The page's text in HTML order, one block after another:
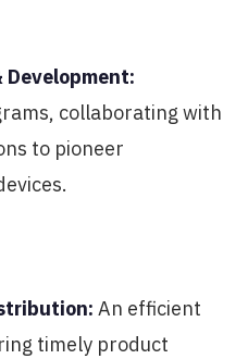
Development:
collaborating with
to pioneer
An efficient
timely product